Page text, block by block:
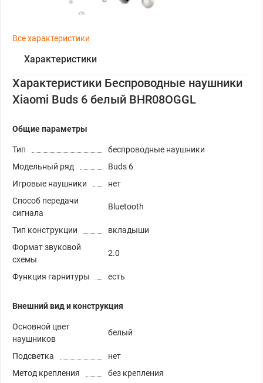
Все характеристики
Характеристики
Характеристики Беспроводные наушники
Xiaomi Buds 6 белый BHR08OGGL
Общие параметры
Тип
беспроводные наушники
Модельный ряд
Buds 6
Игровые наушники
нет
Способ передачи
сигнала
Bluetooth
Тип конструкции
вкладыши
Формат звуковой
схемы
2.0
Функция гарнитуры есть
Внешний вид и конструкция
Основной цвет
наушников
белый
Подсветка
нет
Метод крепления
без крепления